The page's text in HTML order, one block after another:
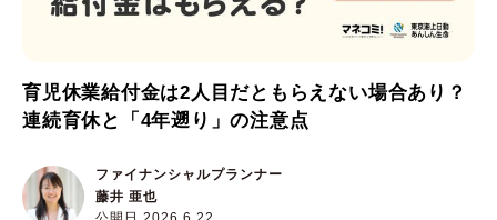
育児休業給付金は2人目だともらえない場合あり？
連続育休と「4年遡り」の注意点
ファイナンシャルプランナー
藤井 亜也